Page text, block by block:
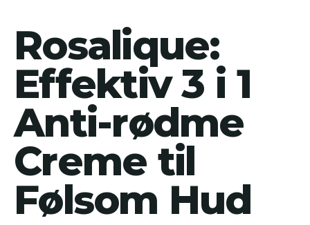
Rosalique:
Effektiv 3 i 1
Anti-rødme
Creme til
Følsom Hud